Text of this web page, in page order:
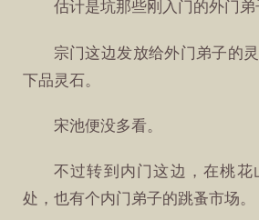
估计是坑那些刚入门的外门弟
宗门这边发放给外门弟子的
下品灵石。
宋池便没多看。
不过转到内门这边，在桃花
处，也有个内门弟子的跳蚤市场。